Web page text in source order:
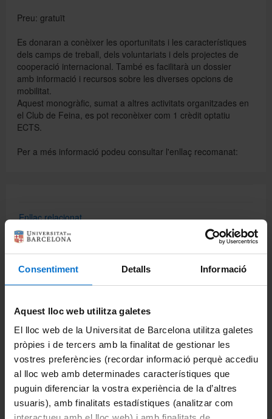
Consentiment Detalls Informació
Aquest lloc web utilitza galetes
El lloc web de la Universitat de Barcelona utilitza galetes
pròpies i de tercers amb la finalitat de gestionar les
vostres preferències (recordar informació perquè accediu
al lloc web amb determinades característiques que
puguin diferenciar la vostra experiència de la d’altres
usuaris), amb finalitats estadístiques (analitzar com
Preu: gratuït
Es donaran a conèixer les oportunitats i les característiques
dels camps de treball, dels voluntariats i dels projectes de
cooperació internacional. També es facilitarà un dossier
amb informació i recursos sobre les diverses opcions de
mobilitat.
Aquest monogràfic, sumat a altres activitats organitzades en
el Club de Feina, es pot reconèixer com 1 crèdit optatiu
ECTS.
Per a més informació podeu consultar l'enllaç recomanat:
Enllaç relacionat
Comparteix-ho:
Portals i intranets
Intranet UB (PDI i PTGAS)
Campus Virtual
Alumni UB